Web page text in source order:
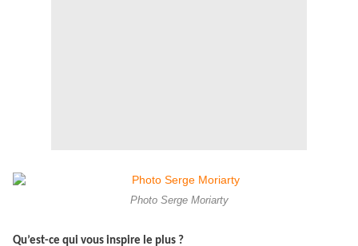
Photo Serge Moriarty
Qu’est-ce qui vous inspire le plus ?